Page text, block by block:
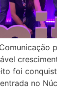
foi
no